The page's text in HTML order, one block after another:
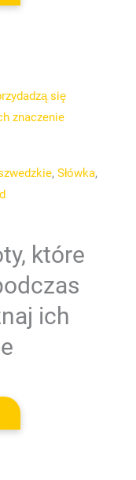
, Słówka,
które
ich